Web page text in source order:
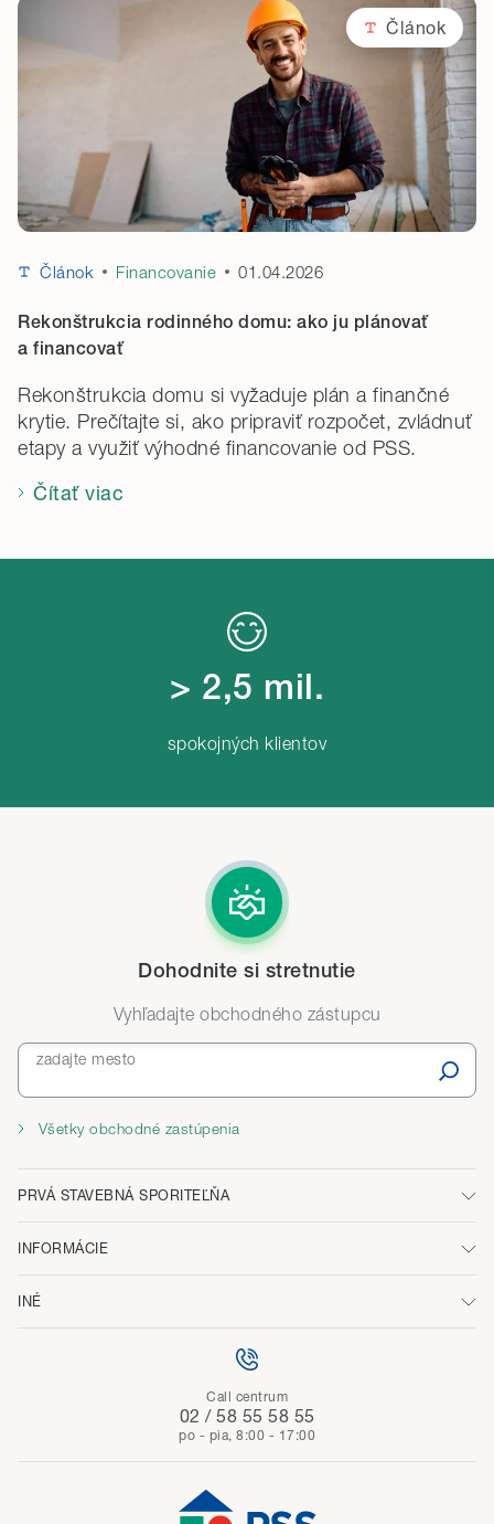
Článok
Článok Financovanie 01.04.2026
Rekonštrukcia rodinného domu: ako ju plánovať
a financovať
Rekonštrukcia domu si vyžaduje plán a finančné
krytie. Prečítajte si, ako pripraviť rozpočet, zvládnuť
etapy a využiť výhodné financovanie od PSS.
Čítať viac
> 2,5 mil.
spokojných klientov
Dohodnite si stretnutie
Vyhľadajte obchodného zástupcu
zadajte mesto
Všetky obchodné zastúpenia
PRVÁ STAVEBNÁ SPORITEĽŇA
INFORMÁCIE
INÉ
Call centrum
02 / 58 55 58 55
po - pia, 8:00 - 17:00